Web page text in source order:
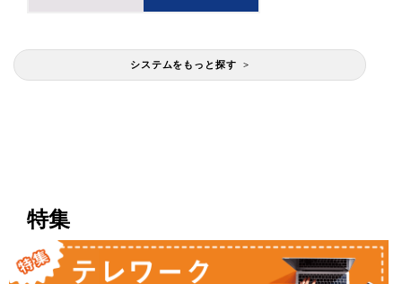
システムをもっと探す >
特集